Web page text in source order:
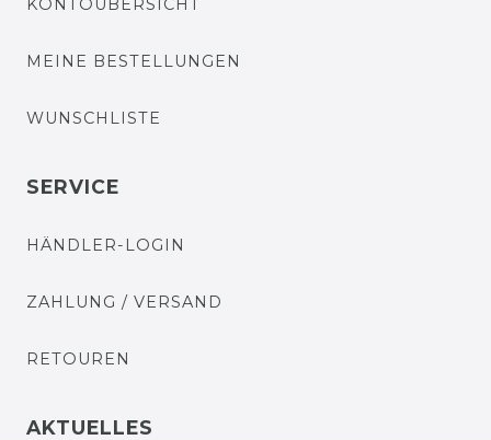
KONTOÜBERSICHT
MEINE BESTELLUNGEN
WUNSCHLISTE
SERVICE
HÄNDLER-LOGIN
ZAHLUNG / VERSAND
RETOUREN
AKTUELLES